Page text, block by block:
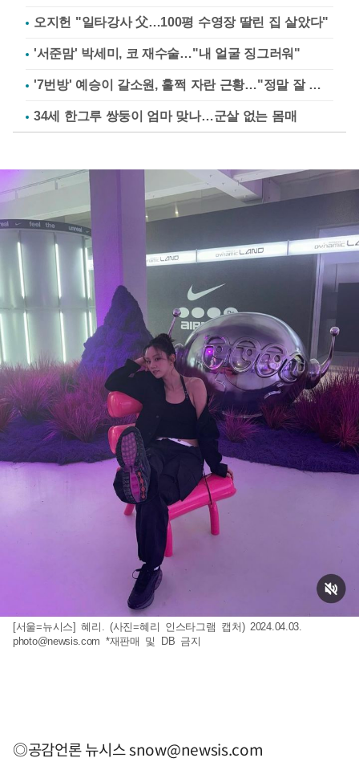
오지헌 "일타강사 父…100평 수영장 딸린 집 살았다"
'서준맘' 박세미, 코 재수술…"내 얼굴 징그러워"
'7번방' 예승이 갈소원, 훌쩍 자란 근황…"정말 잘 컸다"
34세 한그루 쌍둥이 엄마 맞나…군살 없는 몸매
[서울=뉴시스] 혜리. (사진=혜리 인스타그램 캡처) 2024.04.03.
photo@newsis.com *재판매 및 DB 금지
◎공감언론 뉴시스snow@newsis.com